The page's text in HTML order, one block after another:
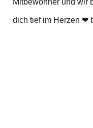
Mitbewohner und wir
dich tief im Herzen ❤